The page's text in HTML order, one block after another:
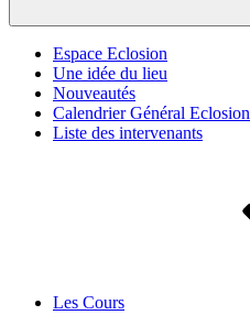
Espace Eclosion
Une idée du lieu
Nouveautés
Calendrier Général Eclosion
Liste des intervenants
Les Cours